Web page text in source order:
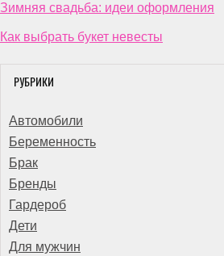
Зимняя свадьба: идеи оформления
Как выбрать букет невесты
РУБРИКИ
Автомобили
Беременность
Брак
Бренды
Гардероб
Дети
Для мужчин